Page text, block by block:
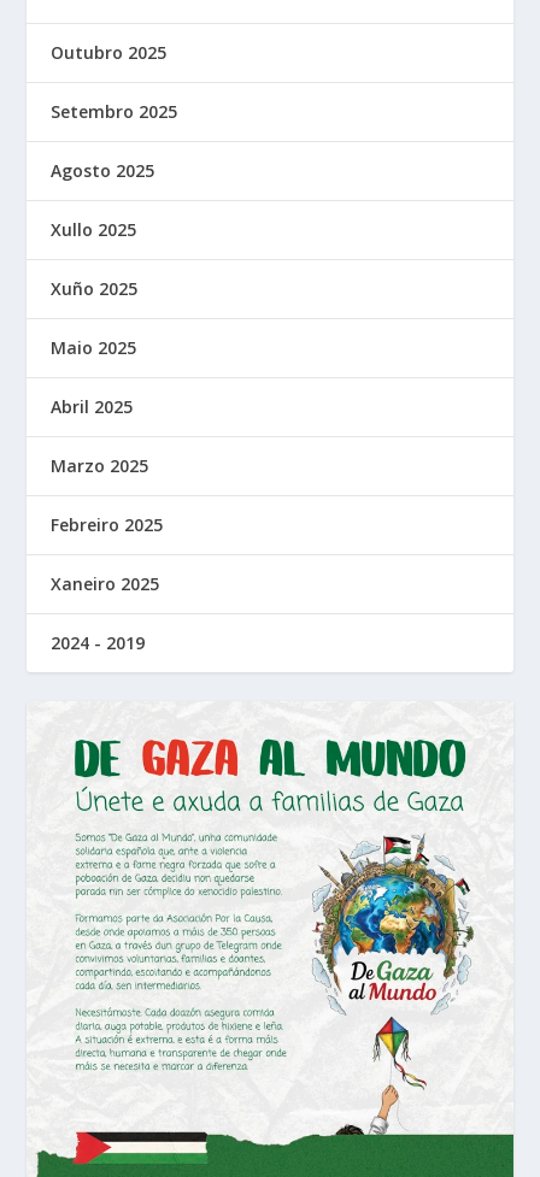
Outubro 2025
Setembro 2025
Agosto 2025
Xullo 2025
Xuño 2025
Maio 2025
Abril 2025
Marzo 2025
Febreiro 2025
Xaneiro 2025
2024 - 2019